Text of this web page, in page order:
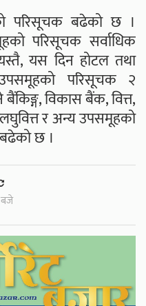
परिसूचक बढेको छ ।
परिसूचक सर्वाधिक
यस दिन होटल तथा
उपसमूहको परिसूचक २
विकास बैंक, वित्त,
र अन्य उपसमूहको
छ ।
बजे